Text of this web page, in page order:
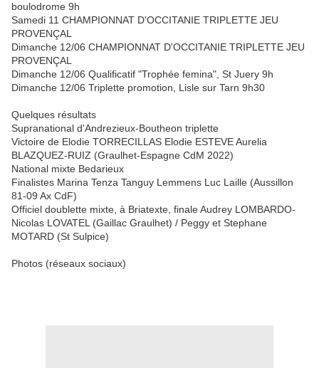
boulodrome 9h
Samedi 11 CHAMPIONNAT D'OCCITANIE TRIPLETTE JEU
PROVENÇAL
Dimanche 12/06 CHAMPIONNAT D'OCCITANIE TRIPLETTE JEU
PROVENÇAL
Dimanche 12/06 Qualificatif "Trophée femina", St Juery 9h
Dimanche 12/06 Triplette promotion, Lisle sur Tarn 9h30
Quelques résultats
Supranational d'Andrezieux-Boutheon triplette
Victoire de Elodie TORRECILLAS Elodie ESTEVE Aurelia
BLAZQUEZ-RUIZ (Graulhet-Espagne CdM 2022)
National mixte Bedarieux
Finalistes Marina Tenza Tanguy Lemmens Luc Laille (Aussillon
81-09 Ax CdF)
Officiel doublette mixte, à Briatexte, finale Audrey LOMBARDO-
Nicolas LOVATEL (Gaillac Graulhet) / Peggy et Stephane
MOTARD (St Sulpice)
Photos (réseaux sociaux)